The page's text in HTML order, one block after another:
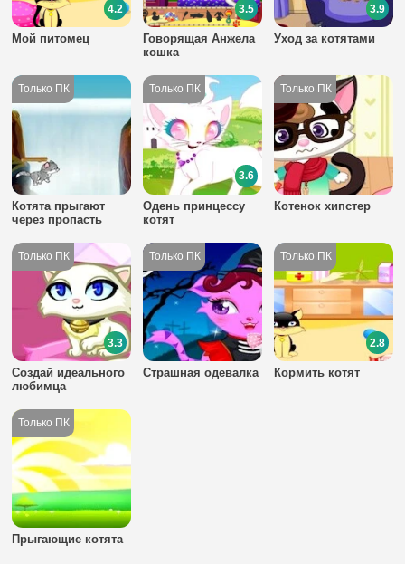
Мой питомец
4.2
Говорящая Анжела
кошка
3.5
Уход за котятами
3.9
Котята прыгают
через пропасть
Одень принцессу
котят
3.6
Котенок хипстер
Создай идеального
любимца
3.3
Страшная одевалка Кормить котят
2.8
Прыгающие котята